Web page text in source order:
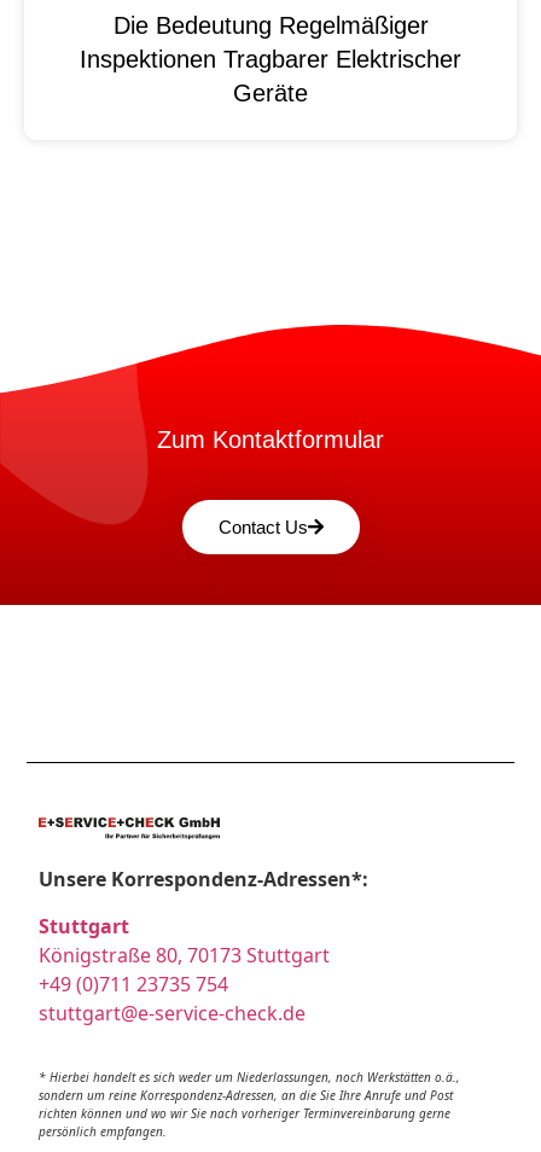
Die Bedeutung Regelmäßiger
Inspektionen Tragbarer Elektrischer
Geräte
Zum Kontaktformular
Contact Us
Unsere Korrespondenz-Adressen*:
Stuttgart
Königstraße 80, 70173 Stuttgart
+49 (0)711 23735 754
stuttgart@e-service-check.de
* Hierbei handelt es sich weder um Niederlassungen, noch Werkstätten o.ä.,
sondern um reine Korrespondenz-Adressen, an die Sie Ihre Anrufe und Post
richten können und wo wir Sie nach vorheriger Terminvereinbarung gerne
persönlich empfangen.